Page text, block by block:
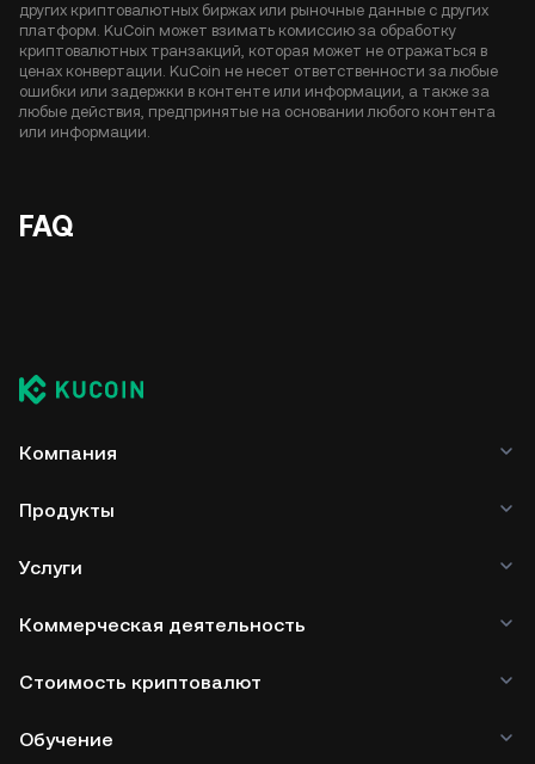
других криптовалютных биржах или рыночные данные с других
платформ. KuCoin может взимать комиссию за обработку
криптовалютных транзакций, которая может не отражаться в
ценах конвертации. KuCoin не несет ответственности за любые
ошибки или задержки в контенте или информации, а также за
любые действия, предпринятые на основании любого контента
или информации.
FAQ
Компания
Продукты
Услуги
Коммерческая деятельность
Стоимость криптовалют
Обучение